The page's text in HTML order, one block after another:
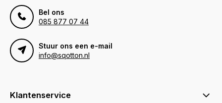
Bel ons
085 877 07 44
Stuur ons een e-mail
info@sqotton.nl
Klantenservice